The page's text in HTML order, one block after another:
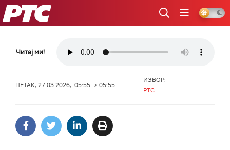
РТС
Читај ми!
ПЕТАК, 27.03.2026, 05:55 -> 05:55
ИЗВОР:
РТС